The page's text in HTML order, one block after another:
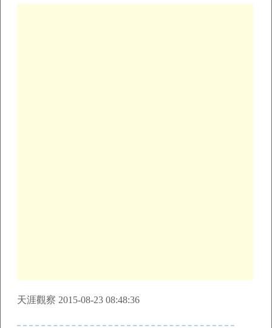
天涯觀察 2015-08-23 08:48:36